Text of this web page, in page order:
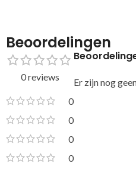
Beoordelingen
0 reviews
0
0
0
0
Er zijn nog